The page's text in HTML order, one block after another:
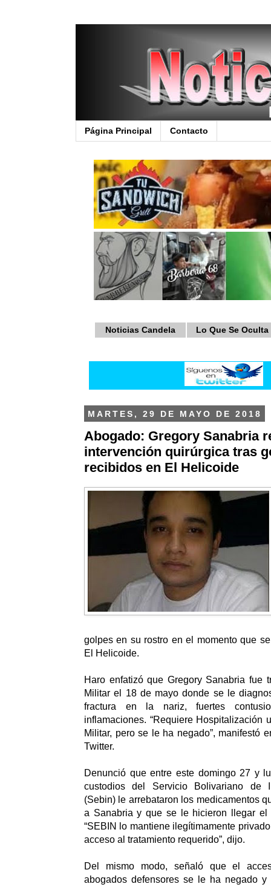
Página Principal Contacto
Noticias Candela Lo Que Se Oculta
MARTES, 29 DE MAYO DE 2018
Abogado: Gregory Sanabria
intervención quirúrgica tras
recibidos en El Helicoide
golpes en su rostro en el momento que
El Helicoide.
Haro enfatizó que Gregory Sanabria fue
Militar el 18 de mayo donde se le
fractura en la nariz, fuertes
inflamaciones. “Requiere Hospitalización
Militar, pero se le ha negado”, manifestó
Twitter.
Denunció que entre este domingo 27 y
custodios del Servicio Bolivariano de
(Sebin) le arrebataron los medicamentos
a Sanabria y que se le hicieron llegar el
“SEBIN lo mantiene ilegítimamente
acceso al tratamiento requerido”, dijo.
Del mismo modo, señaló que el
abogados defensores se le ha negado